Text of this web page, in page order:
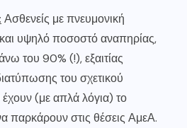
Ασθενείς με πνευμονική
υψηλό ποσοστό αναπηρίας,
του 90% (!), εξαιτίας
του σχετικού
(με απλά λόγια) το
παρκάρουν στις θέσεις ΑμεΑ.